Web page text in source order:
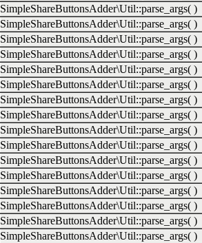
SimpleShareButtonsAdder\Util::parse_args( )
SimpleShareButtonsAdder\Util::parse_args( )
SimpleShareButtonsAdder\Util::parse_args( )
SimpleShareButtonsAdder\Util::parse_args( )
SimpleShareButtonsAdder\Util::parse_args( )
SimpleShareButtonsAdder\Util::parse_args( )
SimpleShareButtonsAdder\Util::parse_args( )
SimpleShareButtonsAdder\Util::parse_args( )
SimpleShareButtonsAdder\Util::parse_args( )
SimpleShareButtonsAdder\Util::parse_args( )
SimpleShareButtonsAdder\Util::parse_args( )
SimpleShareButtonsAdder\Util::parse_args( )
SimpleShareButtonsAdder\Util::parse_args( )
SimpleShareButtonsAdder\Util::parse_args( )
SimpleShareButtonsAdder\Util::parse_args( )
SimpleShareButtonsAdder\Util::parse_args( )